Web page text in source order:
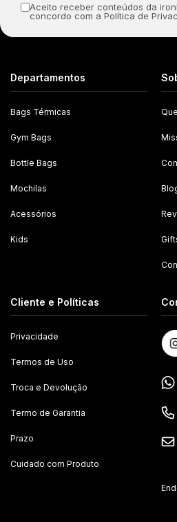
Aceito receber conteúdos da
concordo com a Política de
Departamentos
Bags Térmicas
Gym Bags
Bottle Bags
Mochilas
Acessórios
Kids
Cliente e Políticas
Privacidade
Termos de Uso
Troca e Devolução
Termo de Garantia
Prazo
Cuidado com Produto